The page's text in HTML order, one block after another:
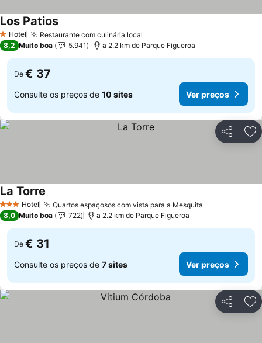
1 Estrelas
Hotel Restaurante com culinária local
Los Patios
8,2 Muito boa 5.941 a 2.2 km de Parque Figueroa
De € 37
Consulte os preços de 10 sites Ver preços
Partilhar
3 EstrelasHotel Quartos espaçosos com vista para a Mesquita
La Torre
8,0 Muito boa 722 a 2.2 km de Parque Figueroa
De € 31
Consulte os preços de 7 sites Ver preços
Partilhar